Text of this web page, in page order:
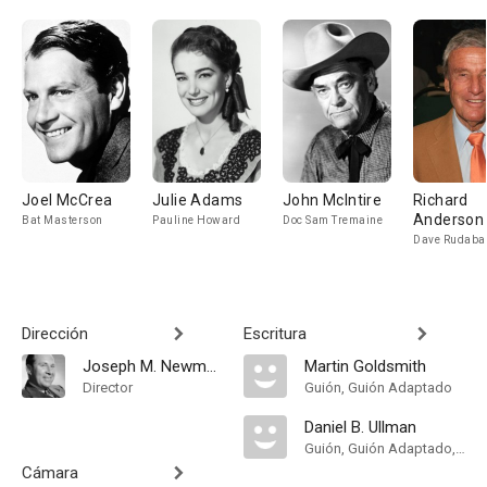
Joel McCrea
Bat Masterson
Julie Adams
Pauline Howard
John McIntire
Doc Sam Tremaine
Richard
Anderson
Dave
Dirección
Joseph M. Newman
Director
Cámara
Escritura
Martin Goldsmith
Guión, Guión Adaptado
Daniel B. Ullman
Guión, Guión Adaptado, Idea